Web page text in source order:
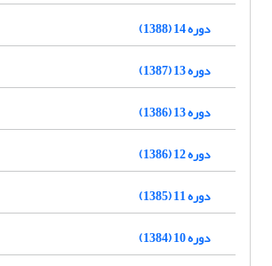
دوره 14 (1388)
دوره 13 (1387)
دوره 13 (1386)
دوره 12 (1386)
دوره 11 (1385)
دوره 10 (1384)